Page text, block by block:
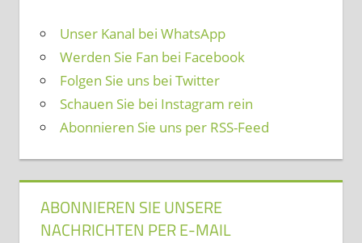
Unser Kanal bei WhatsApp
Werden Sie Fan bei Facebook
Folgen Sie uns bei Twitter
Schauen Sie bei Instagram rein
Abonnieren Sie uns per RSS-Feed
ABONNIEREN SIE UNSERE
NACHRICHTEN PER E-MAIL